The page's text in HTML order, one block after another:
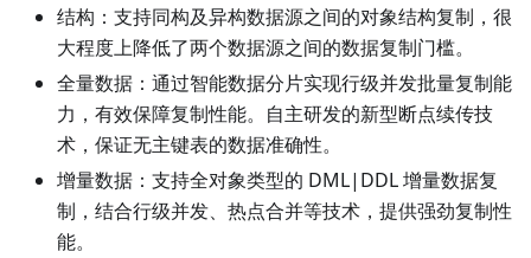
结构：支持同构及异构数据源之间的对象结构复制，很
大程度上降低了两个数据源之间的数据复制门槛。
全量数据：通过智能数据分片实现行级并发批量复制能
力，有效保障复制性能。自主研发的新型断点续传技
术，保证无主键表的数据准确性。
增量数据：支持全对象类型的 DML|DDL 增量数据复
制，结合行级并发、热点合并等技术，提供强劲复制性
能。